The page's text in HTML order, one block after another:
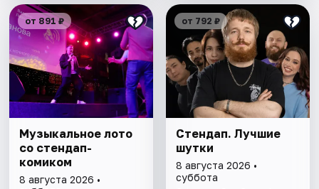
от 891 ₽
Музыкальное лото
со стендап-
комиком
8 августа 2026 •
от 792 ₽
Стендап. Лучшие
шутки
8 августа 2026 •
суббота